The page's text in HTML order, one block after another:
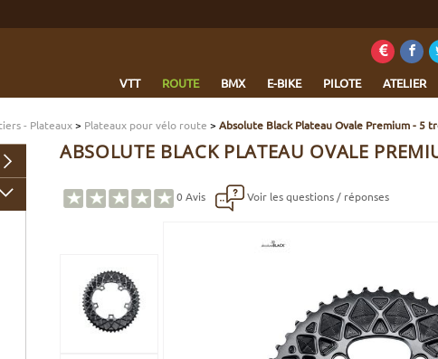
VTT ROUTE BMX E-BIKE PILOTE ATELIER
Rechercher
un
une
marque...
- Plateaux> Plateaux pour vélo route >Absolute Black Plateau Ovale Premium - 5
ABSOLUTE BLACK PLATEAU OVALE
0 Avis Voir les questions / réponses